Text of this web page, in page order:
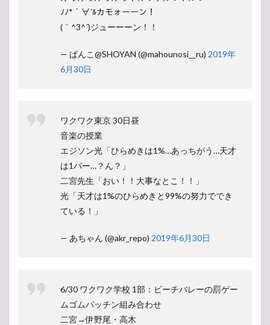
ﾉﾉ*｀∀´ﾙカモォーーン！
(｀^3^´)ジューーーン！！
— ぱんこ@SHOYAN (@mahounosi__ru) 2019年
6月30日
ワクワク東京 30日昼
音楽の授業
エジソン光「ひらめきは1%…あっちがう…天才
は1パー…？ん？」
二宮先生「おい！！大事なとこ！！」
光「天才は1%のひらめきと99%の努力ででき
ている！」
— あちゃん (@akr_repo) 2019年6月30日
6/30 ワクワク学校 1部：ビーチバレーの罰ゲー
ムゴムパッチン組み合わせ
二宮→伊野尾・高木